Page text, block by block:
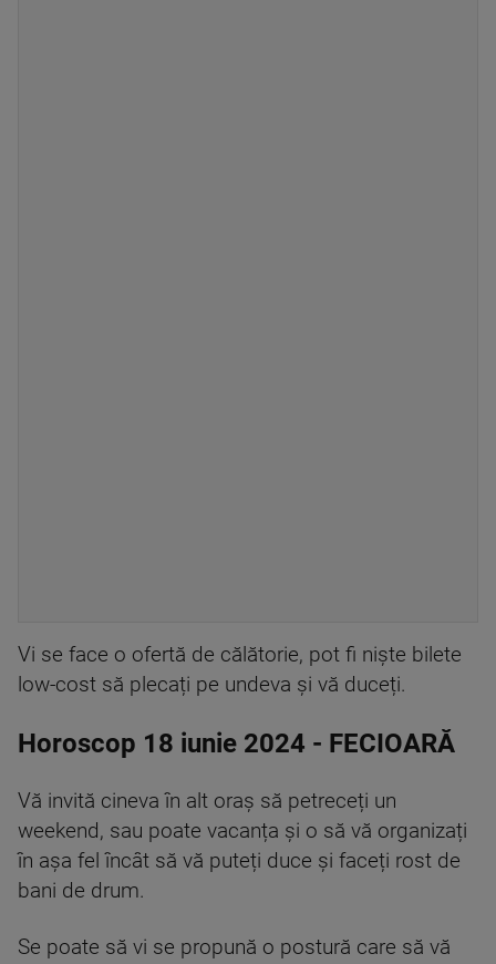
Vi se face o ofertă de călătorie, pot fi niște bilete
low-cost să plecați pe undeva și vă duceți.
Horoscop 18 iunie 2024 - FECIOARĂ
Vă invită cineva în alt oraș să petreceți un
weekend, sau poate vacanța și o să vă organizați
în așa fel încât să vă puteți duce și faceți rost de
bani de drum.
Se poate să vi se propună o postură care să vă